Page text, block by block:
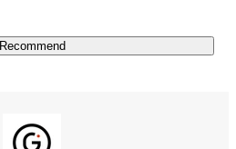
Recommend